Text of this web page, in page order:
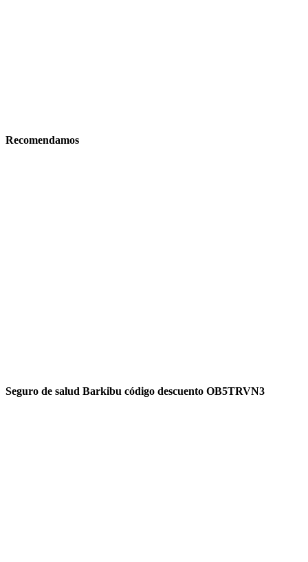
Recomendamos
Seguro de salud Barkibu código descuento OB5TRVN3